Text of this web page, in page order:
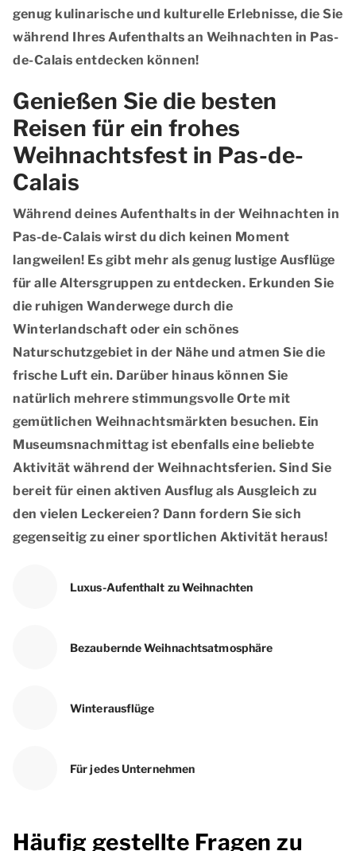
genug kulinarische und kulturelle Erlebnisse, die Sie
während Ihres Aufenthalts an Weihnachten in Pas-
de-Calais entdecken können!
Genießen Sie die besten
Reisen für ein frohes
Weihnachtsfest in Pas-de-
Calais
Während deines Aufenthalts in der Weihnachten in
Pas-de-Calais wirst du dich keinen Moment
langweilen! Es gibt mehr als genug lustige Ausflüge
für alle Altersgruppen zu entdecken. Erkunden Sie
die ruhigen Wanderwege durch die
Winterlandschaft oder ein schönes
Naturschutzgebiet in der Nähe und atmen Sie die
frische Luft ein. Darüber hinaus können Sie
natürlich mehrere stimmungsvolle Orte mit
gemütlichen Weihnachtsmärkten besuchen. Ein
Museumsnachmittag ist ebenfalls eine beliebte
Aktivität während der Weihnachtsferien. Sind Sie
bereit für einen aktiven Ausflug als Ausgleich zu
den vielen Leckereien? Dann fordern Sie sich
gegenseitig zu einer sportlichen Aktivität heraus!
Luxus-Aufenthalt zu Weihnachten
Bezaubernde Weihnachtsatmosphäre
Winterausflüge
Für jedes Unternehmen
Häufig gestellte Fragen zu